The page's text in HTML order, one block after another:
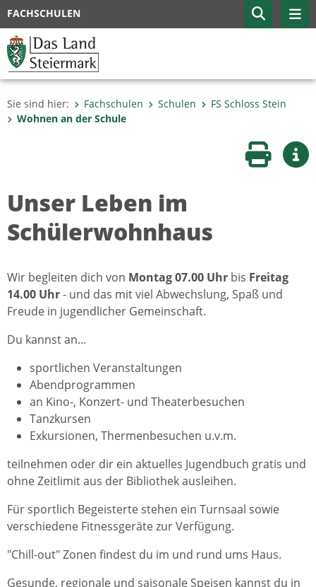
FACHSCHULEN
Sie sind hier: Fachschulen Schulen
FS Schloss Stein
Wohnen an der Schule
Seite
Unser Leben im
Schülerwohnhaus
Wir begleiten dich von Montag 07.00 Uhr bis Freitag
14.00 Uhr- und das mit viel Abwechslung, Spaß und
Freude in jugendlicher Gemeinschaft.
Du kannst an...
sportlichen Veranstaltungen
Abendprogrammen
an Kino-, Konzert- und Theaterbesuchen
Tanzkursen
Exkursionen, Thermenbesuchen u.v.m.
teilnehmen oder dir ein aktuelles Jugendbuch gratis und
ohne Zeitlimit aus der Bibliothek ausleihen.
Für sportlich Begeisterte stehen ein Turnsaal sowie
verschiedene Fitnessgeräte zur Verfügung.
"Chill-out" Zonen findest du im und rund ums Haus.
Gesunde, regionale und saisonale Speisen kannst du in